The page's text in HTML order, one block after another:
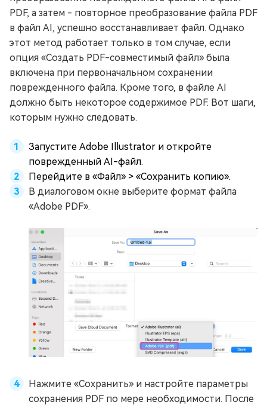
PDF, а затем - повторное преобразование файла PDF
в файл AI, успешно восстанавливает файл. Однако
этот метод работает только в том случае, если
опция «Создать PDF-совместимый файл» была
включена при первоначальном сохранении
поврежденного файла. Кроме того, в файле AI
должно быть некоторое содержимое PDF. Вот шаги,
которым нужно следовать.
Запустите Adobe Illustrator и откройте
поврежденный AI-файл.
Перейдите в «Файл» > «Сохранить копию».
В диалоговом окне выберите формат файла
«Adobe PDF».
Нажмите «Сохранить» и настройте параметры
сохранения PDF по мере необходимости. После